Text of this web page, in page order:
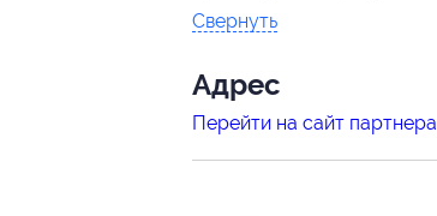
Свернуть
Адрес
Перейти на сайт партнера